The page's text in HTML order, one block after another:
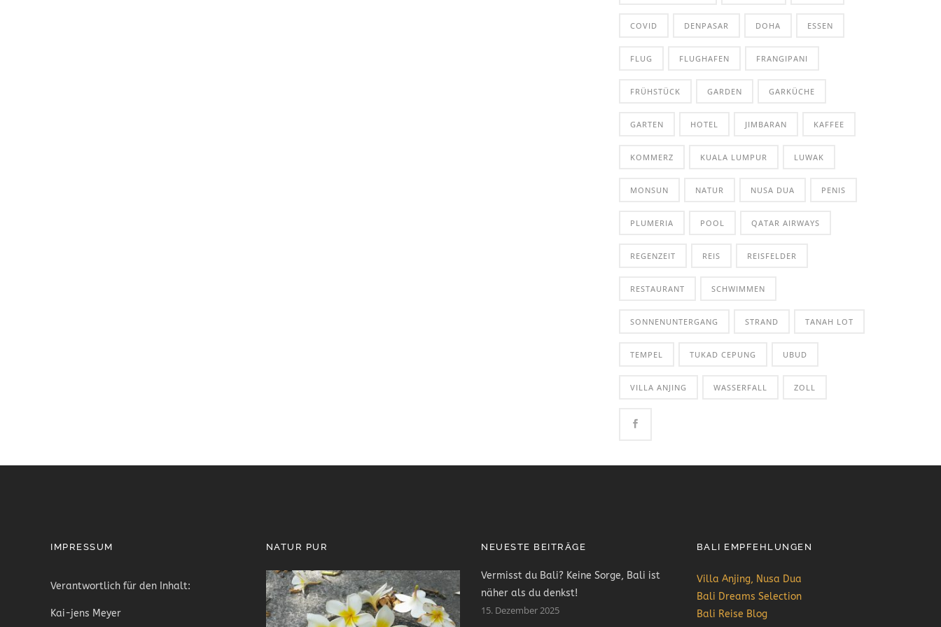
COVID DENPASAR DOHA ESSEN
FLUG FLUGHAFEN FRANGIPANI
FRÜHSTÜCK GARDEN GARKÜCHE
GARTEN HOTEL JIMBARAN KAFFEE
KOMMERZ KUALA LUMPUR LUWAK
MONSUN NATUR NUSA DUA PENIS
PLUMERIA POOL QATAR AIRWAYS
REGENZEIT REIS REISFELDER
RESTAURANT SCHWIMMEN
SONNENUNTERGANG STRAND TANAH LOT
TEMPEL TUKAD CEPUNG UBUD
VILLA ANJING WASSERFALL ZOLL
IMPRESSUM
Verantwortlich für den Inhalt:
Kai-jens Meyer
NATUR PUR NEUESTE BEITRÄGE
Vermisst du Bali? Keine Sorge, Bali ist
näher als du denkst!
15. Dezember 2025
BALI EMPFEHLUNGEN
Villa Anjing, Nusa Dua
Bali Dreams Selection
Bali Reise Blog